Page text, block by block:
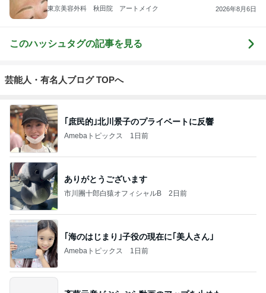
東京美容外科 秋田院 アートメイク 2026年8月6日
このハッシュタグの記事を見る
芸能人・有名人ブログ TOPへ
｢庶民的｣北川景子のプライベートに反響
Amebaトピックス 1日前
ありがとうございます
市川團十郎白猿オフィシャルB 2日前
｢海のはじまり｣子役の現在に｢美人さん｣
Amebaトピックス 1日前